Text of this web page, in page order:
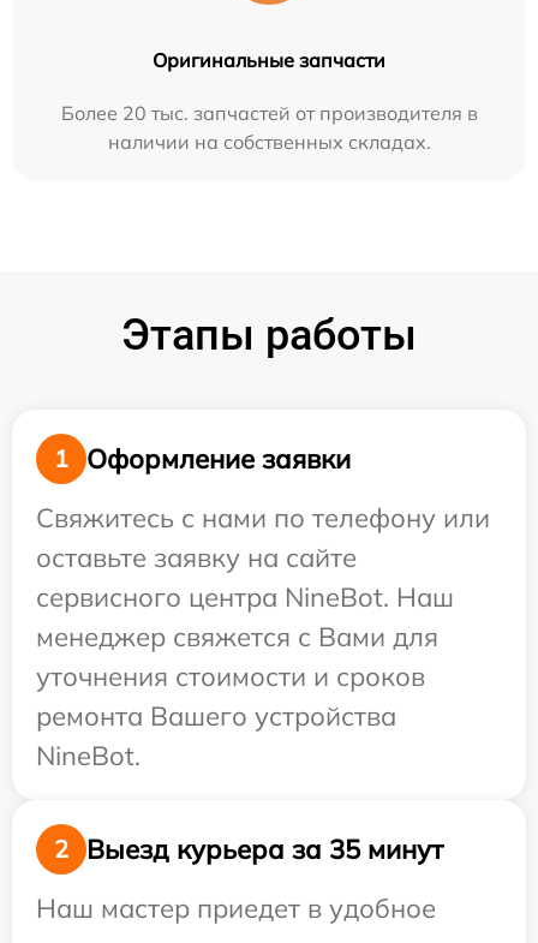
Оригинальные запчасти
Более 20 тыс. запчастей от производителя в
наличии на собственных складах.
Этапы работы
1
Оформление заявки
Свяжитесь с нами по телефону или
оставьте заявку на сайте
сервисного центра NineBot. Наш
менеджер свяжется с Вами для
уточнения стоимости и сроков
ремонта Вашего устройства
NineBot.
2
Выезд курьера за 35 минут
Наш мастер приедет в удобное